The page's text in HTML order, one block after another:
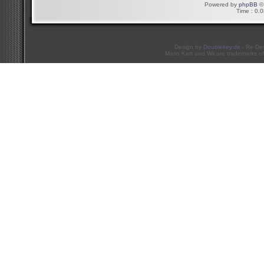
Powered by phpBB ©
Time :
Design by Doublekey.de - Re-
Mario Kart and Wii are trademarks